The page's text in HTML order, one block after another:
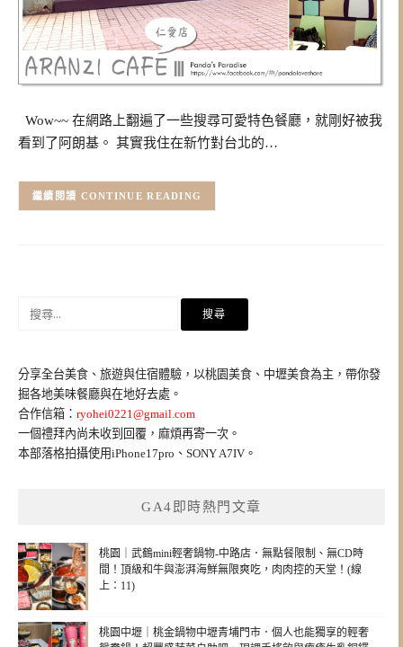
Wow~~ 在網路上翻遍了一些搜尋可愛特色餐廳，就剛好被我
看到了阿朗基。 其實我住在新竹對台北的…
CONTINUE READING
字:
分享全台美食、旅遊與住宿體驗，以桃園美食、中壢美食為主，帶你發
掘各地美味餐廳與在地好去處。
合作信箱： ryohei0221@gmail.com
一個禮拜內尚未收到回覆，麻煩再寄一次。
本部落格拍攝使用iPhone17pro、SONY A7IV。
GA4即時熱門文章
桃園｜武鶴mini輕奢鍋物-中路店．無點餐限制、無CD時
間！頂級和牛與澎湃海鮮無限爽吃，肉肉控的天堂！(線
上：11)
桃園中壢｜桃金鍋物中壢青埔門市．個人也能獨享的輕奢